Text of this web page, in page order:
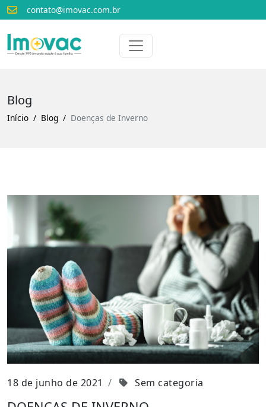
contato@imovac.com.br
Voltar para o início
Blog
Início Blog Doenças de Inverno
18 de junho de 2021 Sem categoria